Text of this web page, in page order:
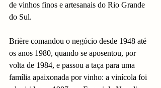
de vinhos finos e artesanais do Rio Grande
do Sul.
Brière comandou o negócio desde 1948 até
os anos 1980, quando se aposentou, por
volta de 1984, e passou a taça para uma
família apaixonada por vinho: a vinícola foi